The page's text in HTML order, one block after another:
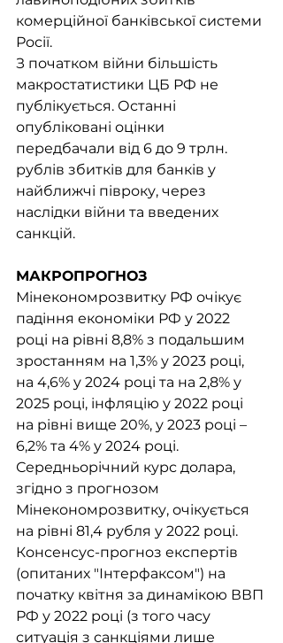
комерційної банківської системи
Росії.
З початком війни більшість
макростатистики ЦБ РФ не
публікується. Останні
опубліковані оцінки
передбачали від 6 до 9 трлн.
рублів збитків для банків у
найближчі півроку, через
наслідки війни та введених
санкцій.
МАКРОПРОГНОЗ
Мінекономрозвитку РФ очікує
падіння економіки РФ у 2022
році на рівні 8,8% з подальшим
зростанням на 1,3% у 2023 році,
на 4,6% у 2024 році та на 2,8% у
2025 році, інфляцію у 2022 році
на рівні вище 20%, у 2023 році –
6,2% та 4% у 2024 році.
Середньорічний курс долара,
згідно з прогнозом
Мінекономрозвитку, очікується
на рівні 81,4 рубля у 2022 році.
Консенсус-прогноз експертів
(опитаних "Інтерфаксом") на
початку квітня за динамікою ВВП
РФ у 2022 році (з того часу
ситуація з санкціями лише